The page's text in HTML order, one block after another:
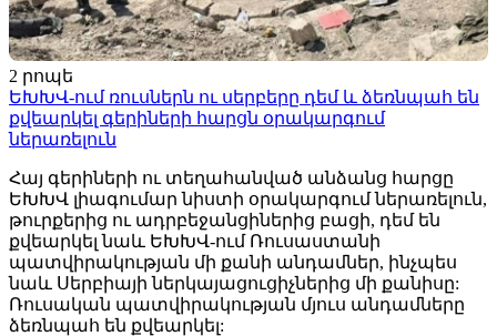
2 րոպե
ԵԽԽՎ-ում ռուսներն ու սերբերը դեմ և ձեռնպահ են
քվեարկել գերիների հարցն օրակարգում
ներառելուն
Հայ գերիների ու տեղահանված անձանց հարցը
ԵԽԽՎ լիագումար նիստի օրակարգում ներառելուն,
թուրքերից ու ադրբեջանցիներից բացի, դեմ են
քվեարկել նաև ԵԽԽՎ-ում Ռուսաստանի
պատվիրակության մի քանի անդամներ, ինչպես
նաև Սերբիայի ներկայացուցիչներից մի քանիսը:
Ռուսական պատվիրակության մյուս անդամները
ձեռնպահ են քվեարկել: